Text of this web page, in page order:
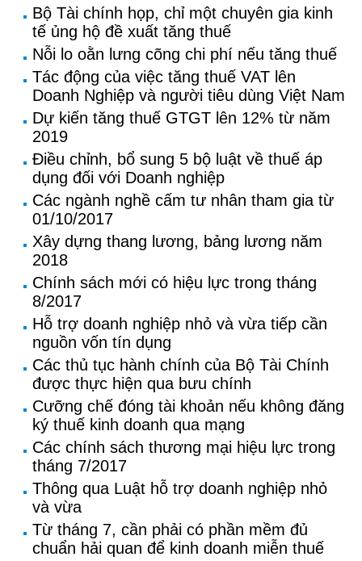
Bộ Tài chính họp, chỉ một chuyên gia kinh
tế ủng hộ đề xuất tăng thuế
Nỗi lo oằn lưng cõng chi phí nếu tăng thuế
Tác động của việc tăng thuế VAT lên
Doanh Nghiệp và người tiêu dùng Việt Nam
Dự kiến tăng thuế GTGT lên 12% từ năm
2019
Điều chỉnh, bổ sung 5 bộ luật về thuế áp
dụng đối với Doanh nghiệp
Các ngành nghề cấm tư nhân tham gia từ
01/10/2017
Xây dựng thang lương, bảng lương năm
2018
Chính sách mới có hiệu lực trong tháng
8/2017
Hỗ trợ doanh nghiệp nhỏ và vừa tiếp cần
nguồn vốn tín dụng
Các thủ tục hành chính của Bộ Tài Chính
được thực hiện qua bưu chính
Cưỡng chế đóng tài khoản nếu không đăng
ký thuế kinh doanh qua mạng
Các chính sách thương mại hiệu lực trong
tháng 7/2017
Thông qua Luật hỗ trợ doanh nghiệp nhỏ
và vừa
Từ tháng 7, cần phải có phần mềm đủ
chuẩn hải quan để kinh doanh miễn thuế